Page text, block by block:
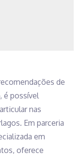
de
é possível
nas
Em parceria
em
oferece